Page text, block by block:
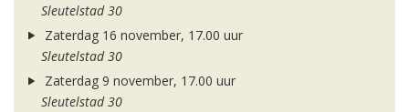
Sleutelstad 30
Zaterdag 16 november, 17.00 uur
Sleutelstad 30
Zaterdag 9 november, 17.00 uur
Sleutelstad 30